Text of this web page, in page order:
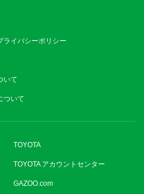
ライバシーポリシー
いて
ついて
TOYOTA
TOYOTA アカウントセンター
GAZOO.com